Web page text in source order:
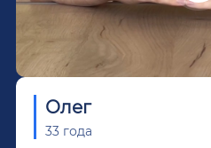
Олег
33 года